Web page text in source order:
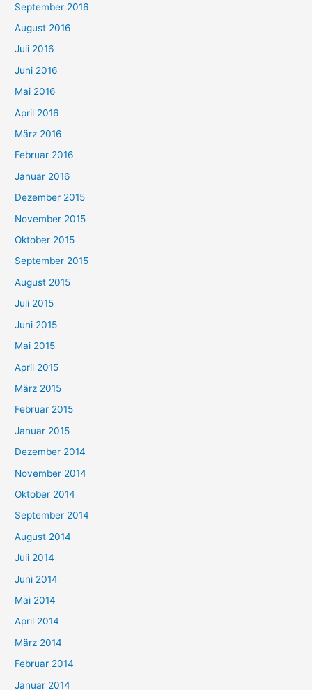
September 2016
August 2016
Juli 2016
Juni 2016
Mai 2016
April 2016
März 2016
Februar 2016
Januar 2016
Dezember 2015
November 2015
Oktober 2015
September 2015
August 2015
Juli 2015
Juni 2015
Mai 2015
April 2015
März 2015
Februar 2015
Januar 2015
Dezember 2014
November 2014
Oktober 2014
September 2014
August 2014
Juli 2014
Juni 2014
Mai 2014
April 2014
März 2014
Februar 2014
Januar 2014